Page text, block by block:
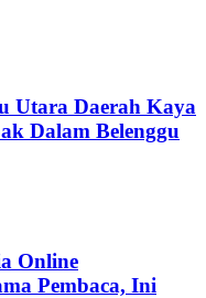
Utara Daerah Kaya
Dalam Belenggu
Online
Pembaca, Ini